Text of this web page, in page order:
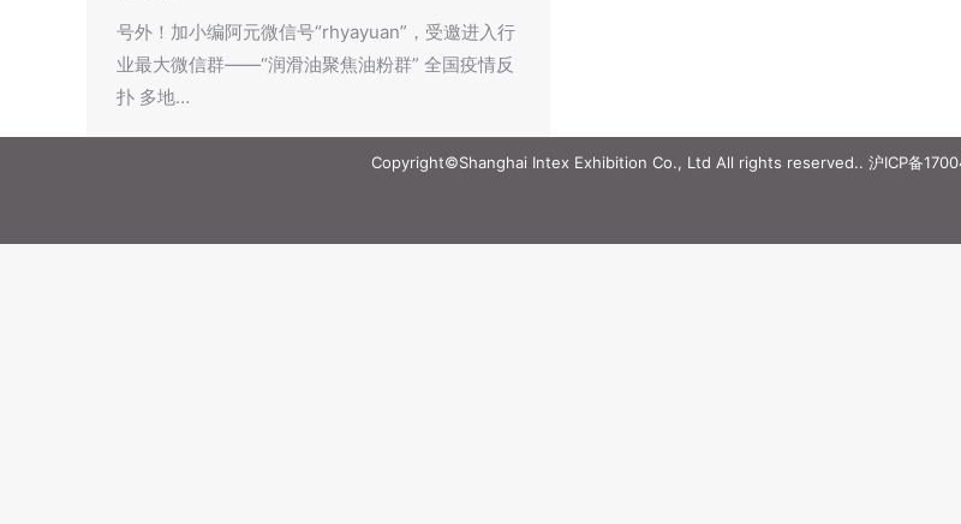
号外！加小编阿元微信号“rhyayuan”，受邀进入行
业最大微信群——“润滑油聚焦油粉群” 全国疫情反
扑 多地…
Copyright©Shanghai Intex Exhibition Co., Ltd All rights reserved.. 沪ICP备